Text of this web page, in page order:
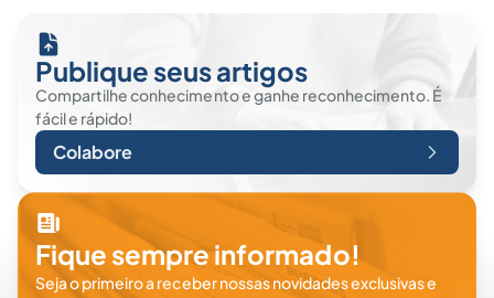
Publique seus artigos
Compartilhe conhecimento e ganhe reconhecimento. É
fácil e rápido!
Colabore
Fique sempre informado!
Seja o primeiro a receber nossas novidades exclusivas e